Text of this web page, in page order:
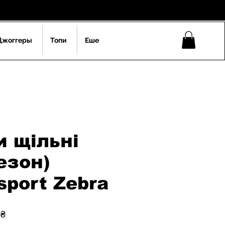
Топи Еше
щільні
Zebra
За